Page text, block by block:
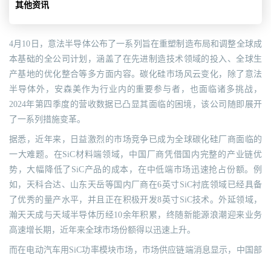
其他资讯
4月10日，意法半导体公布了一系列旨在重塑制造布局和调整全球成
本基础的全公司计划，涵盖了在先进制造技术领域的投入、全球生
产基地的优化整合等多方面内容。碳化硅市场风云变化，除了意法
半导体外，安森美作为行业内的重要参与者，也面临诸多挑战，
2024年第四季度的营收数据已凸显其面临的困境，该公司随即展开
了一系列措施变革。
据悉，近年来，日益激烈的市场竞争已成为全球碳化硅厂商面临的
一大难题。在SiC材料端领域，中国厂商凭借国内完整的产业链优
势，大幅降低了SiC产品的成本，在中低端市场迅速抢占份额。例
如，天科合达、山东天岳等国内厂商在6英寸SiC衬底领域已经具备
了优秀的量产水平，并且正在积极开发8英寸SiC技术。外延领域，
瀚天天成与天域半导体历经10余年积累，终随新能源浪潮迎来业务
高速增长期，近年来全球市场份额得以迅速上升。
而在电动汽车用SiC功率模块市场，市场供应链端消息显示，中国部